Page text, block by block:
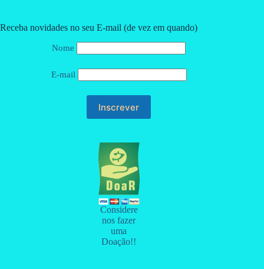
Receba novidades no seu E-mail (de vez em quando)
Nome
E-mail
Considere
nos fazer
uma
Doação!!